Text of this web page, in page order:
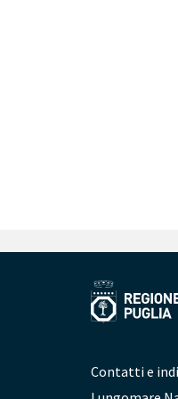
Contatti e